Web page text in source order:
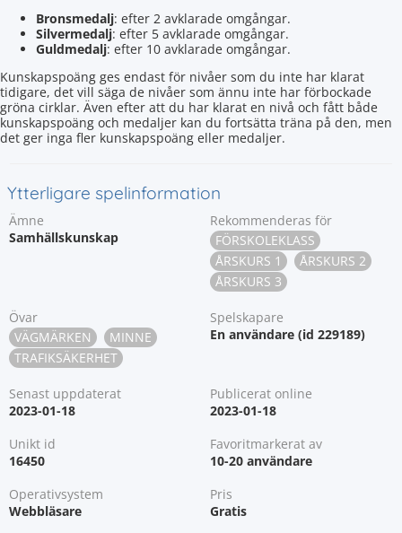
Bronsmedalj: efter 2 avklarade omgångar.
Silvermedalj: efter 5 avklarade omgångar.
Guldmedalj: efter 10 avklarade omgångar.
Kunskapspoäng ges endast för nivåer som du inte har klarat
tidigare, det vill säga de nivåer som ännu inte har förbockade
gröna cirklar. Även efter att du har klarat en nivå och fått både
kunskapspoäng och medaljer kan du fortsätta träna på den, men
det ger inga fler kunskapspoäng eller medaljer.
Ytterligare spelinformation
Ämne
Samhällskunskap
Rekommenderas för
FÖRSKOLEKLASS
ÅRSKURS 1
ÅRSKURS 2
ÅRSKURS 3
Övar
VÄGMÄRKEN
MINNE
TRAFIKSÄKERHET
Spelskapare
En användare (id 229189)
Senast uppdaterat
2023-01-18
Publicerat online
2023-01-18
Unikt id
16450
Favoritmarkerat av
10-20 användare
Operativsystem
Webbläsare
Pris
Gratis